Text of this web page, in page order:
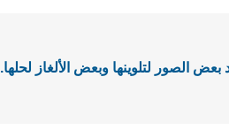
الصور لتلوينها وبعض الألغاز لحلها.